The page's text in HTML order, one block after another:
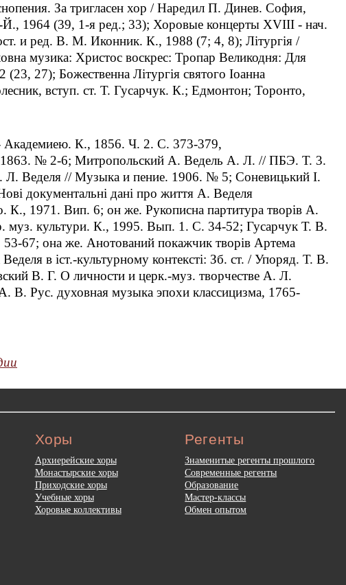
За тригласен хор / Наредил П. Динев. София,
1964 (39, 1-я ред.; 33); Хоровые концерты XVIII - нач.
и ред. В. М. Иконник. К., 1988 (7; 4, 8); Лiтургiя /
музика: Христос воскрес: Тропар Великодня: Для
27); Божественна Лiтургiя святого Iоанна
вступ. ст. Т. Гусарчук. К.; Едмонтон; Торонто,
Академиею. К., 1856. Ч. 2. С. 373-379,
№ 2-6; Митропольский А. Ведель А. Л. // ПБЭ. Т. 3.
Веделя // Музыка и пение. 1906. № 5; Соневицький I.
документальнi данi про життя А. Веделя
К., 1971. Вип. 6; он же. Рукописна партитура творiв А.
муз. культури. К., 1995. Вып. 1. С. 34-52; Гусарчук Т. В.
67; она же. Анотований покажчик творiв Артема
в iст.-культурному контекстi: Зб. ст. / Упоряд. Т. В.
В. Г. О личности и церк.-муз. творчестве А. Л.
Рус. духовная музыка эпохи классицизма, 1765-
Хоры
Архиерейские хоры
Монастырские хоры
Приходские хоры
Учебные хоры
Хоровые коллективы
Регенты
Знаменитые регенты прошлого
Современные регенты
Образование
Мастер-классы
Обмен опытом